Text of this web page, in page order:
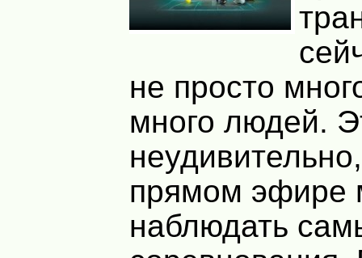
не просто
много людей.
прямом эфире
наблюдать